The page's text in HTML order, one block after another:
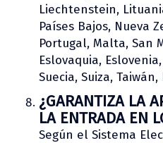
Liechtenstein,
Países Bajos, Nueva
Portugal, Malta, San
Eslovaquia,
Suecia, Suiza,
¿GARANTIZA LA
LA ENTRADA EN
Según el Sistema